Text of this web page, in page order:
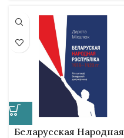
Беларусская Народная